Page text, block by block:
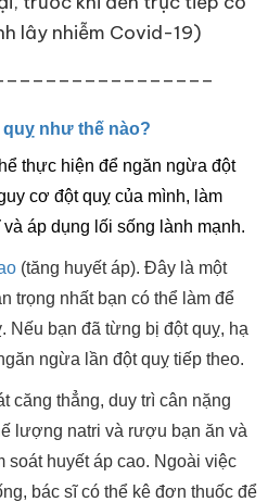
lây nhiễm Covid-19)
như thế nào?
thực hiện để ngăn ngừa đột
cơ đột quỵ của mình, làm
áp dụng lối sống lành mạnh.
(tăng huyết áp). Đây là một
trọng nhất bạn có thể làm để
Nếu bạn đã từng bị đột quỵ, hạ
ngừa lần đột quỵ tiếp theo.
căng thẳng, duy trì cân nặng
lượng natri và rượu bạn ăn và
soát huyết áp cao. Ngoài việc
bác sĩ có thể kê đơn thuốc để